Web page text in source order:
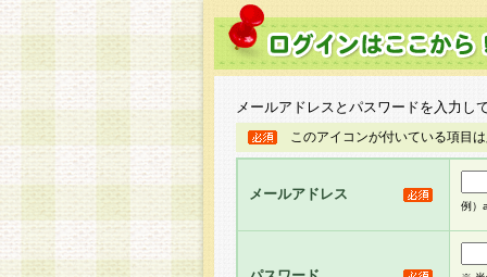
メールアドレスとパスワードを入力し
このアイコンが付いている項目
メールアドレス
例）